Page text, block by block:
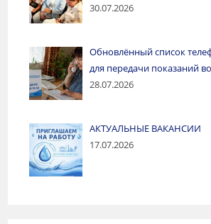
30.07.2026
Обновлённый список
для передачи показаний
28.07.2026
АКТУАЛЬНЫЕ ВАКАНСИИ
17.07.2026